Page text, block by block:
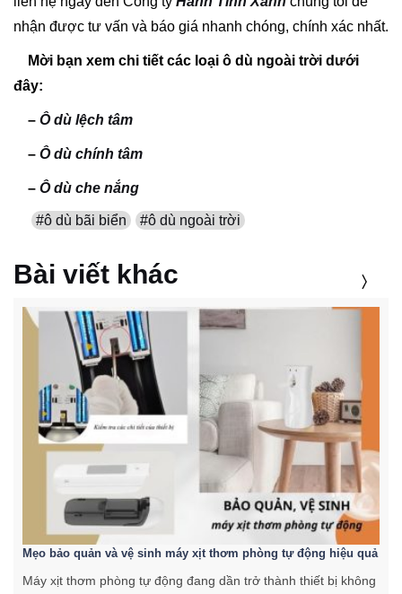
nhận được tư vấn và báo giá nhanh chóng, chính xác nhất.
Mời bạn xem chi tiết các loại ô dù ngoài trời dưới
đây:
– Ô dù lệch tâm
– Ô dù chính tâm
– Ô dù che nắng
#ô dù bãi biển #ô dù ngoài trời
Bài viết khác
Mẹo bảo quản và vệ sinh máy xịt thơm phòng tự động hiệu quả
Máy xịt thơm phòng tự động đang dần trở thành thiết bị không